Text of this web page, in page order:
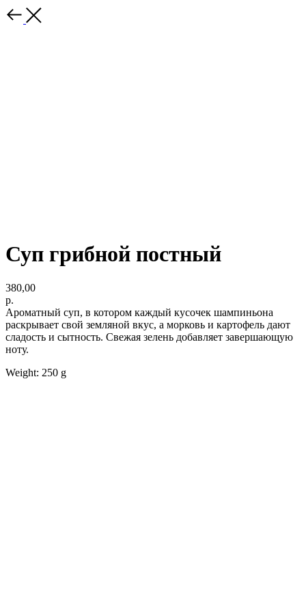
Суп грибной постный
380,00
р.
Ароматный суп, в котором каждый кусочек шампиньона
раскрывает свой земляной вкус, а морковь и картофель дают
сладость и сытность. Свежая зелень добавляет завершающую
ноту.
Weight: 250 g